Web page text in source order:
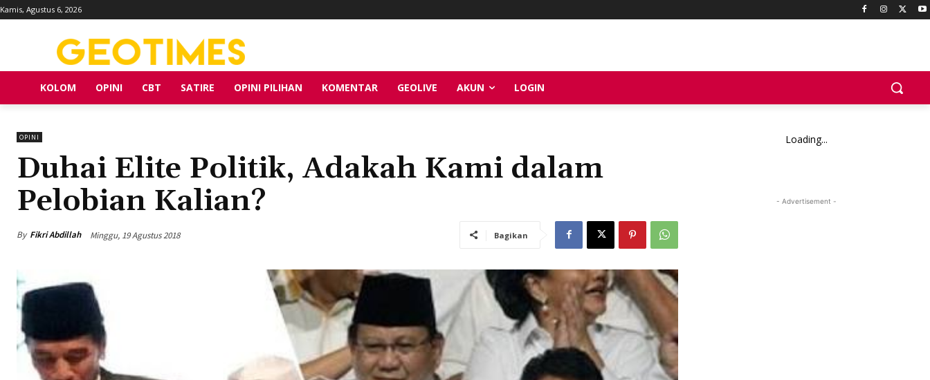
Kamis, Agustus 6, 2026
KOLOM OPINI CBT SATIRE OPINI PILIHAN KOMENTAR GEOLIVE AKUN LOGIN
OPINI
Duhai Elite Politik, Adakah Kami dalam
Pelobian Kalian?
By Fikri Abdillah Minggu, 19 Agustus 2018 Bagikan
Loading...
- Advertisement -